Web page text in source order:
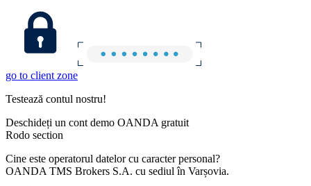
go to client zone
Testează contul nostru!
Deschideți un cont demo OANDA gratuit
Rodo section
Cine este operatorul datelor cu caracter personal?
OANDA TMS Brokers S.A. cu sediul în Varșovia.